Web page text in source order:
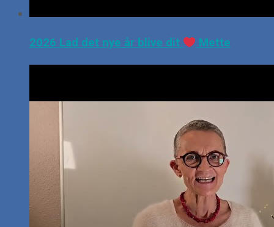
2026 Lad det nye år blive dit Mette